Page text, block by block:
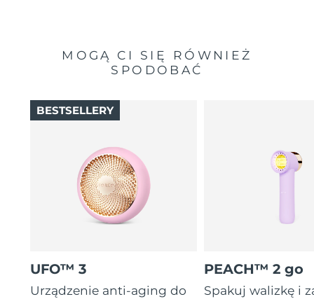
MOGĄ CI SIĘ RÓWNIEŻ
SPODOBAĆ
UFO™ 3
Urządzenie anti-aging do
BESTSELLERY
PEACH™ 2 go
Spakuj walizkę i